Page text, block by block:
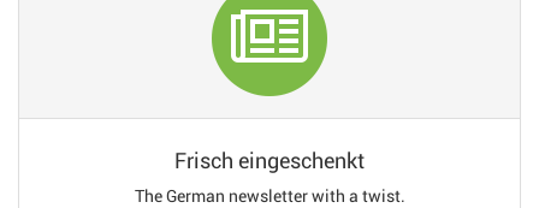
Frisch eingeschenkt
The German newsletter with a twist.